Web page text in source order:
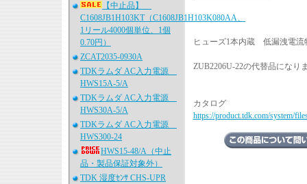
【中止品】
C1608JB1H103KT（C1608JB1H103K080AA、
1リール4000個単位、1個
0.70円）
ZCAT2035-0930A
TDKラムダ AC入力電源
HWS15A-5/A
TDKラムダ AC入力電源
HWS30A-5/A
TDKラムダ AC入力電源
HWS300-24
HWS15-48/A（中止
品・製品保証対象外）
TDK 湿度ｾﾝｻ CHS-UPR
ヒューズ1本内蔵 低漏洩電流
ZUB2206U-22の代替品になり
カタログ
https://product.tdk.com/system/